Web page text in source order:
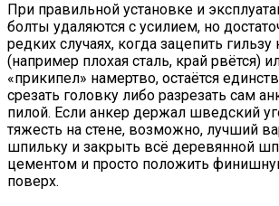
При правильной установке и
болты удаляются с усилием, но
редких случаях, когда зацепить
(например плохая сталь, край рвётся)
«прикипел» намертво, остаётся
срезать головку либо разрезать сам
пилой. Если анкер держал шведский
тяжесть на стене, возможно, лучший
шпильку и закрыть всё деревянной
цементом и просто положить
поверх.